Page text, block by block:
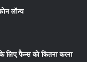
लॉन्च
लिए फैन्स को कितना करना